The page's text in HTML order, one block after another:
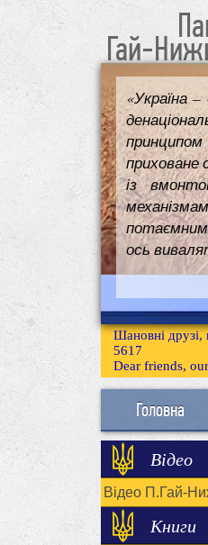
Гай-
«Україна
приховане
із
ось
Шановні друзі,
5617
Dear friends,
Головна
Відео
Відео П.Гай-
Книги